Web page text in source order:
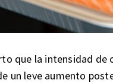
que la intensidad
un leve aumento